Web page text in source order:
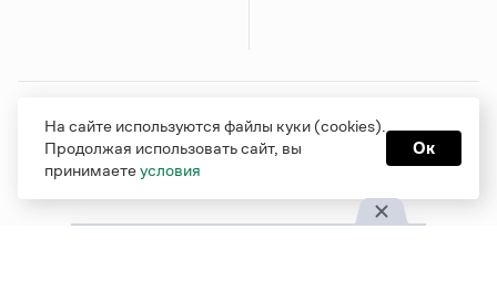
Грамота в соцсетях
На сайте используются файлы куки (cookies).
Продолжая использовать сайт, вы
принимаетеусловия
Ок